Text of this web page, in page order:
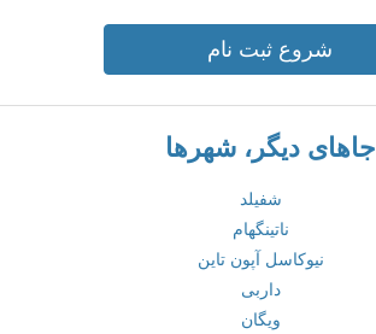
شروع ثبت نام
جاهای دیگر، شهرها
شفیلد
ناتینگهام
نیوکاسل آپون تاین
داربی
ویگان